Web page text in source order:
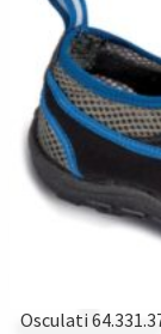
Osculati